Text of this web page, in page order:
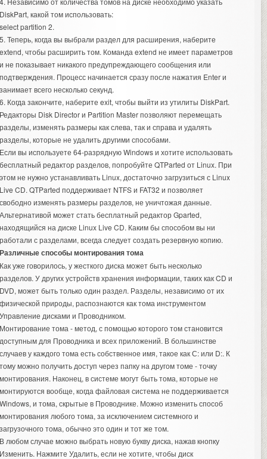
какой том использовать:
partition 2.
Теперь, когда вы выбрали раздел для расширения, наберите
чтобы расширить том. Команда extend не имеет параметров
не показывает никакого предупреждающего сообщения или
Процесс начинается сразу после нажатия Enter и
всего несколько секунд.
Когда закончите, наберите exit, чтобы выйти из утилиты DiskPart.
Disk Director и Partition Master позволяют перемещать
изменять размеры как слева, так и справа и удалять
которые не удалить другими способами.
вы используете 64-разрядную Windows и хотите использовать
редактор разделов, попробуйте QTParted от Linux. При
не нужно устанавливать Linux, достаточно загрузиться с Linux
CD. QTParted поддерживает NTFS и FAT32 и позволяет
изменять размеры разделов, не уничтожая данные.
может стать бесплатный редактор Gparted,
на диске Linux Live CD. Каким бы способом вы ни
с разделами, всегда следует создать резервную копию.
способы монтирования тома
уже говорилось, у жесткого диска может быть несколько
У других устройств хранения информации, таких как CD и
может быть только один раздел. Разделы, независимо от их
природы, распознаются как тома инструментом
дисками и Проводником.
тома - метод, с помощью которого том становится
для Проводника и всех приложений. В большинстве
у каждого тома есть собственное имя, такое как С: или D:. К
можно получить доступ через папку на другом томе - точку
Наконец, в системе могут быть тома, которые не
вообще, когда файловая система не поддерживается
и тома, скрытые в Проводнике. Можно изменить способ
любого тома, за исключением системного и
тома, обычно это один и тот же том.
любом случае можно выбрать новую букву диска, нажав кнопку
Нажмите Удалить, если не хотите, чтобы диск